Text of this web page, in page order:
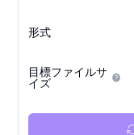
形式
目標ファイルサ
イズ